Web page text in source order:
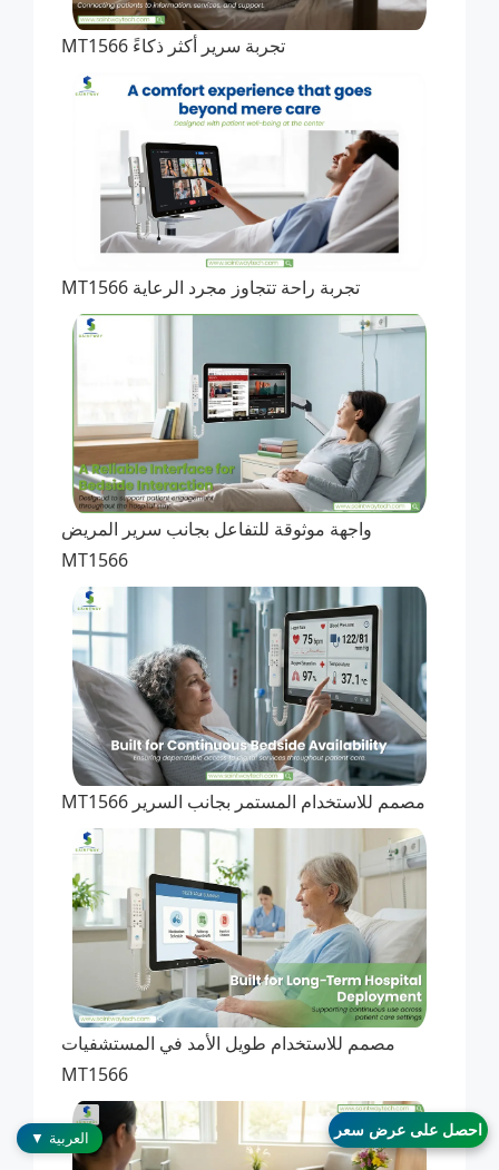
تجربة سرير أكثر ذكاءً MT1566
تجربة راحة تتجاوز مجرد الرعاية MT1566
واجهة موثوقة للتفاعل بجانب سرير المريض
MT1566
مصمم للاستخدام المستمر بجانب السرير MT1566
مصمم للاستخدام طويل الأمد في المستشفيات
MT1566
احصل على عرض سعر العربية ▼